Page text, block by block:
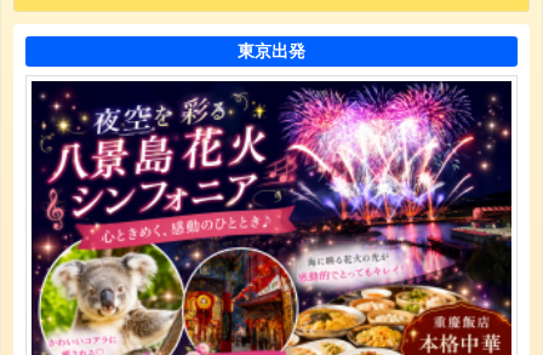
東京出発